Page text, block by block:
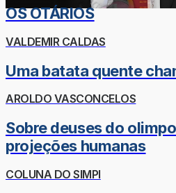
OS OTÁRIOS
VALDEMIR CALDAS
Uma batata quente
AROLDO VASCONCELOS
Sobre deuses do
projeções humanas
COLUNA DO SIMPI